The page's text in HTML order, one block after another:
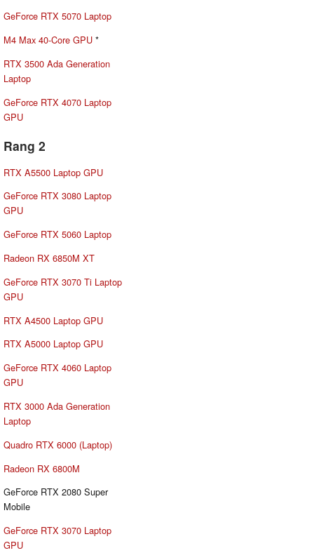
GeForce RTX 5070 Laptop
M4 Max 40-Core GPU *
RTX 3500 Ada Generation
Laptop
GeForce RTX 4070 Laptop
GPU
Rang 2
RTX A5500 Laptop GPU
GeForce RTX 3080 Laptop
GPU
GeForce RTX 5060 Laptop
Radeon RX 6850M XT
GeForce RTX 3070 Ti Laptop
GPU
RTX A4500 Laptop GPU
RTX A5000 Laptop GPU
GeForce RTX 4060 Laptop
GPU
RTX 3000 Ada Generation
Laptop
Quadro RTX 6000 (Laptop)
Radeon RX 6800M
GeForce RTX 2080 Super
Mobile
GeForce RTX 3070 Laptop
GPU